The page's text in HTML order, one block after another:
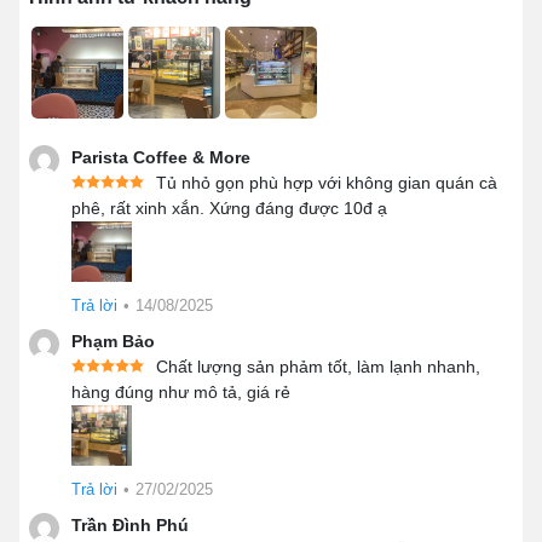
Đặc điểm nổi bật của tủ trưng bày
bánh kem 1m2 kính vuông 3 tầng
bệ inox
Khung tủ
bắt mắt cùng khả năng chống hoen gỉ, chống ăn
mòn lên tới 10 năm.
Kính cường lực
Parista Coffee & More
Tủ nhỏ gọn phù hợp với không gian quán cà
phê, rất xinh xắn. Xứng đáng được 10đ ạ
Trả lời • 14/08/2025
Phạm Bảo
Chất lượng sản phảm tốt, làm lạnh nhanh,
hàng đúng như mô tả, giá rẻ
Trả lời • 27/02/2025
Trần Đình Phú